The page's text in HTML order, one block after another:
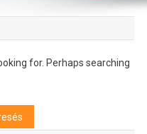
for. Perhaps searching